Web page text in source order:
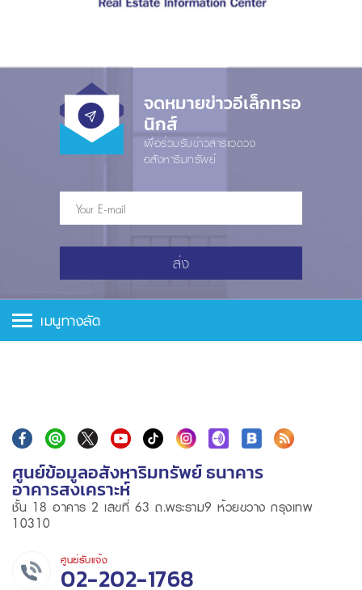
จดหมายข่าวอีเล็กทรอ
นิกส์
เพื่อร่วมรับข่าวสารแวดวง
อสังหาริมทรัพย์
ส่ง
เมนูทางลัด
ศูนย์ข้อมูลอสังหาริมทรัพย์ ธนาคาร
อาคารสงเคราะห์
ชั้น 18 อาคาร 2 เลขที่ 63 ถ.พระราม9 ห้วยขวาง กรุงเทพ
10310
ศูนย์รับแจ้ง
02-202-1768